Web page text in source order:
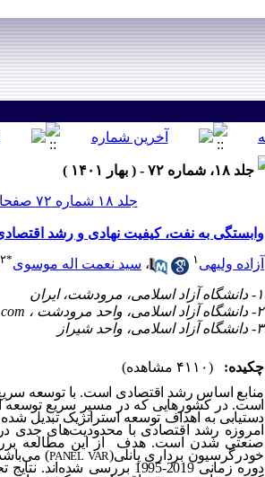
جلد ۱۸، شماره ۷۲ - ( بهار ۱۴۰۱ )
جلد ۱۸ شماره ۷۲ صفحات ۸۷-۵۹
وابستگی به نفت، کیفیت نهادی و رشد
آزاده ولیهی ۱ ، سید نعمت اله موسوی*۲
۱- دانشگاه آزاد اسلامی، مرودشت، ایران
۲- دانشگاه آزاد اسلامی، واحد مرودشت ،
۳- دانشگاه آزاد اسلامی، واحد شیراز
چکیده:
(۴۱۱۰ مشاهده)
منابع اساس رشد اقتصادی است. با توسعه
است. در کشورهایی که در مسیر سریع توسعه
دستیابی به اهداف توسعه استراتژیک تبدیل
امروزه رشد اقتصادی با محدودیت‌های جدی
صنعتی شدن است. هدف از این مطالعه
خودرگرسیون برداری پانلی(PANEL VAR
)
دوره زمانی 2019-1995